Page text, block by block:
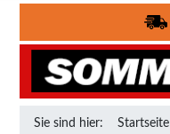
Sie sind hier: Startseite